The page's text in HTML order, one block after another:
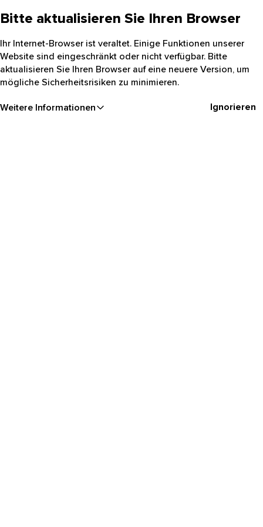
Bitte aktualisieren Sie Ihren Browser
Ihr Internet-Browser ist veraltet. Einige Funktionen unserer
Website sind eingeschränkt oder nicht verfügbar. Bitte
aktualisieren Sie Ihren Browser auf eine neuere Version, um
mögliche Sicherheitsrisiken zu minimieren.
Weitere Informationen Ignorieren